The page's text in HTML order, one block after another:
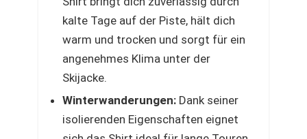
kalte Tage auf der Piste, hält dich
warm und trocken und sorgt für ein
angenehmes Klima unter der
Skijacke.
Winterwanderungen: Dank seiner
isolierenden Eigenschaften eignet